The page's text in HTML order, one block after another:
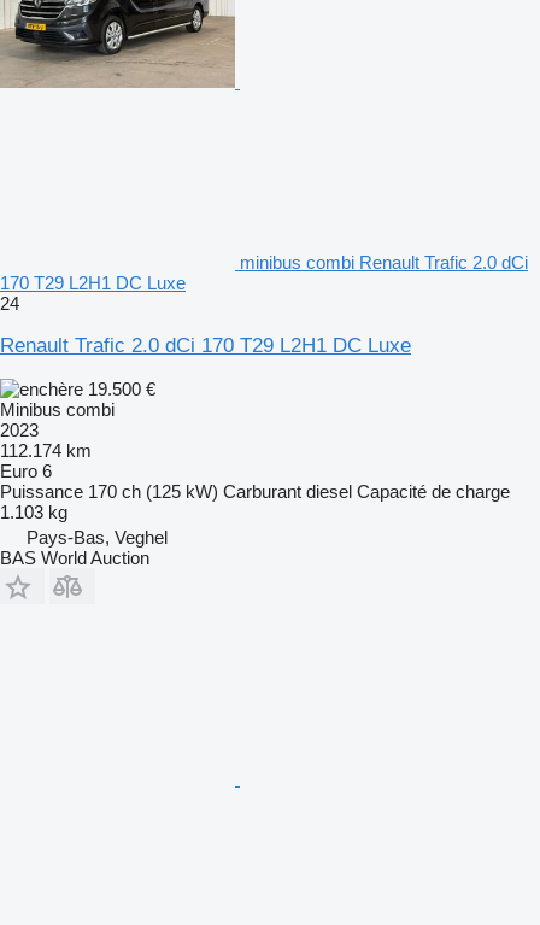
minibus combi Renault Trafic 2.0 dCi
170 T29 L2H1 DC Luxe
24
Renault Trafic 2.0 dCi 170 T29 L2H1 DC Luxe
19.500 €
Minibus combi
2023
112.174 km
Euro 6
Puissance 170 ch (125 kW) Carburant diesel Capacité de charge
1.103 kg
Pays-Bas, Veghel
BAS World Auction